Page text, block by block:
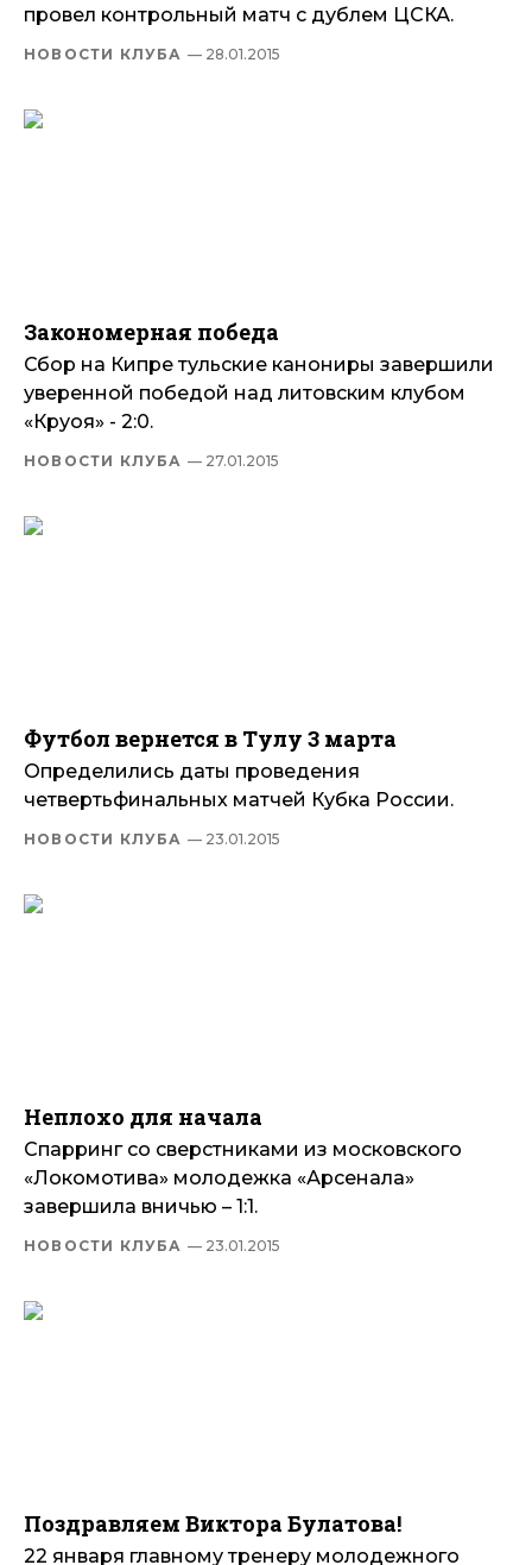
провел контрольный матч с дублем ЦСКА.
НОВОСТИ КЛУБА — 28.01.2015
Закономерная победа
Сбор на Кипре тульские канониры завершили
уверенной победой над литовским клубом
«Круоя» - 2:0.
НОВОСТИ КЛУБА — 27.01.2015
Футбол вернется в Тулу 3 марта
Определились даты проведения
четвертьфинальных матчей Кубка России.
НОВОСТИ КЛУБА — 23.01.2015
Неплохо для начала
Спарринг со сверстниками из московского
«Локомотива» молодежка «Арсенала»
завершила вничью – 1:1.
НОВОСТИ КЛУБА — 23.01.2015
Поздравляем Виктора Булатова!
22 января главному тренеру молодежного